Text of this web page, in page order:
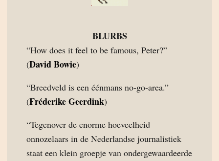
BLURBS
“How does it feel to be famous, Peter?”
(David Bowie)
“Breedveld is een éénmans no-go-area.”
(Fréderike Geerdink)
“Tegenover de enorme hoeveelheid
onnozelaars in de Nederlandse journalistiek
staat een klein groepje van ondergewaardeerde